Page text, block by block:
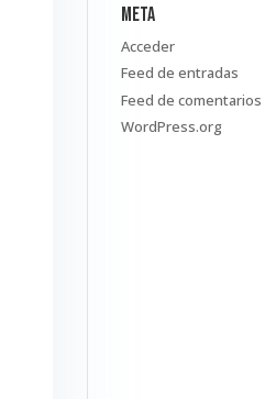
Meta
Acceder
Feed de entradas
Feed de comentarios
WordPress.org